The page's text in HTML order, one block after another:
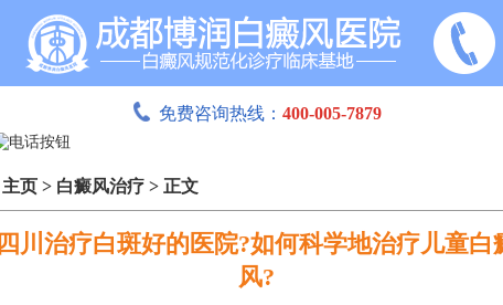
免费咨询热线： 400-005-7879
主页 > 白癜风治疗 > 正文
四川治疗白斑好的医院?如何科学地治疗儿童白
风?